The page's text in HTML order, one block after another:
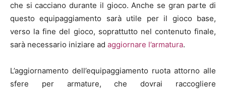
che si cacciano durante il gioco. Anche se gran parte di
questo equipaggiamento sarà utile per il gioco base,
verso la fine del gioco, soprattutto nel contenuto finale,
sarà necessario iniziare ad aggiornare l’armatura.
L’aggiornamento dell’equipaggiamento ruota attorno alle
sfere per armature, che dovrai raccogliere